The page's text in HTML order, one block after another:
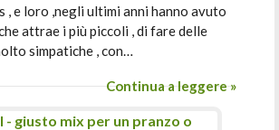
, e loro ,negli ultimi anni hanno avuto
attrae i più piccoli , di fare delle
simpatiche , con…
Continua a leggere »
- giusto mix per un pranzo o